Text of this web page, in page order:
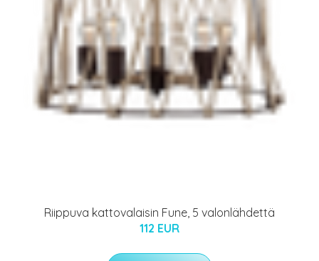
Riippuva kattovalaisin Fune, 5 valonlähdettä
112 EUR